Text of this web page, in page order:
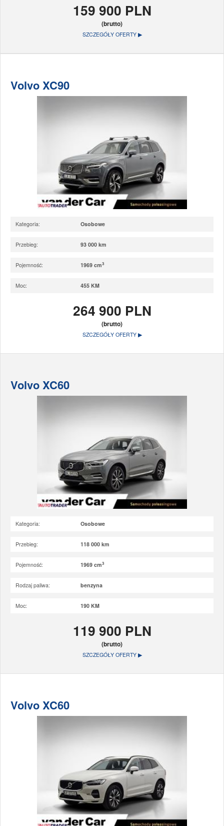
159 900 PLN
(brutto)
SZCZEGÓŁY OFERTY ▶
Volvo XC90
Kategoria: Osobowe
Przebieg: 93 000 km
Pojemność: 1969 cm3
Moc: 455 KM
264 900 PLN
(brutto)
SZCZEGÓŁY OFERTY ▶
Volvo XC60
Kategoria: Osobowe
Przebieg: 118 000 km
Pojemność: 1969 cm3
Rodzaj paliwa: benzyna
Moc: 190 KM
119 900 PLN
(brutto)
SZCZEGÓŁY OFERTY ▶
Volvo XC60